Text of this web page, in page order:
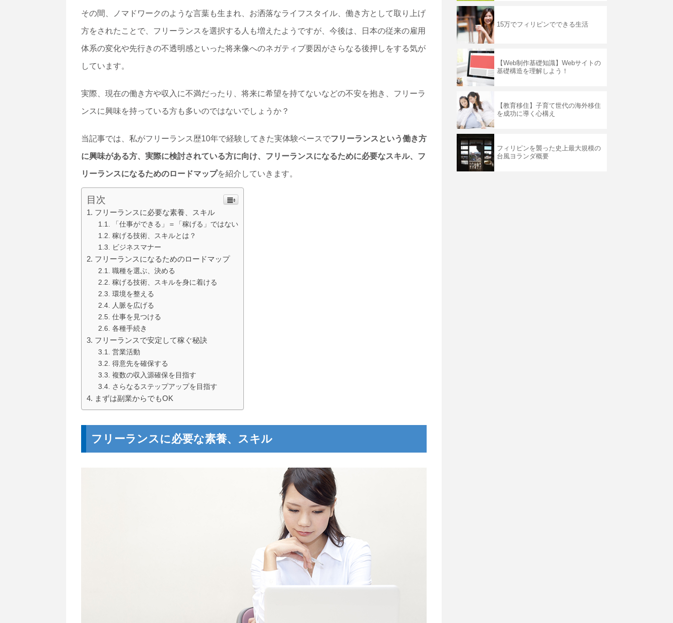
その間、ノマドワークのような言葉も生まれ、お洒落なライフスタイル、働き方として取り上げ
方をされたことで、フリーランスを選択する人も増えたようですが、今後は、日本の従来の雇用
体系の変化や先行きの不透明感といった将来像へのネガティブ要因がさらなる後押しをする気が
しています。
実際、現在の働き方や収入に不満だったり、将来に希望を持てないなどの不安を抱き、フリーラ
ンスに興味を持っている方も多いのではないでしょうか？
当記事では、私がフリーランス歴10年で経験してきた実体験ベースでフリーランスという働き方
に興味がある方、実際に検討されている方に向け、フリーランスになるために必要なスキル、フ
リーランスになるためのロードマップを紹介していきます。
目次
フリーランスに必要な素養、スキル
「仕事ができる」＝「稼げる」ではない
稼げる技術、スキルとは？
ビジネスマナー
フリーランスになるためのロードマップ
職種を選ぶ、決める
稼げる技術、スキルを身に着ける
環境を整える
人脈を広げる
仕事を見つける
各種手続き
フリーランスで安定して稼ぐ秘訣
営業活動
得意先を確保する
複数の収入源確保を目指す
さらなるステップアップを目指す
まずは副業からでもOK
フリーランスに必要な素養、スキル
15万でフィリピンでできる生活
【Web制作基礎知識】Webサイトの
基礎構造を理解しよう！
【教育移住】子育て世代の海外移住
を成功に導く心構え
フィリピンを襲った史上最大規模の
台風ヨランダ概要